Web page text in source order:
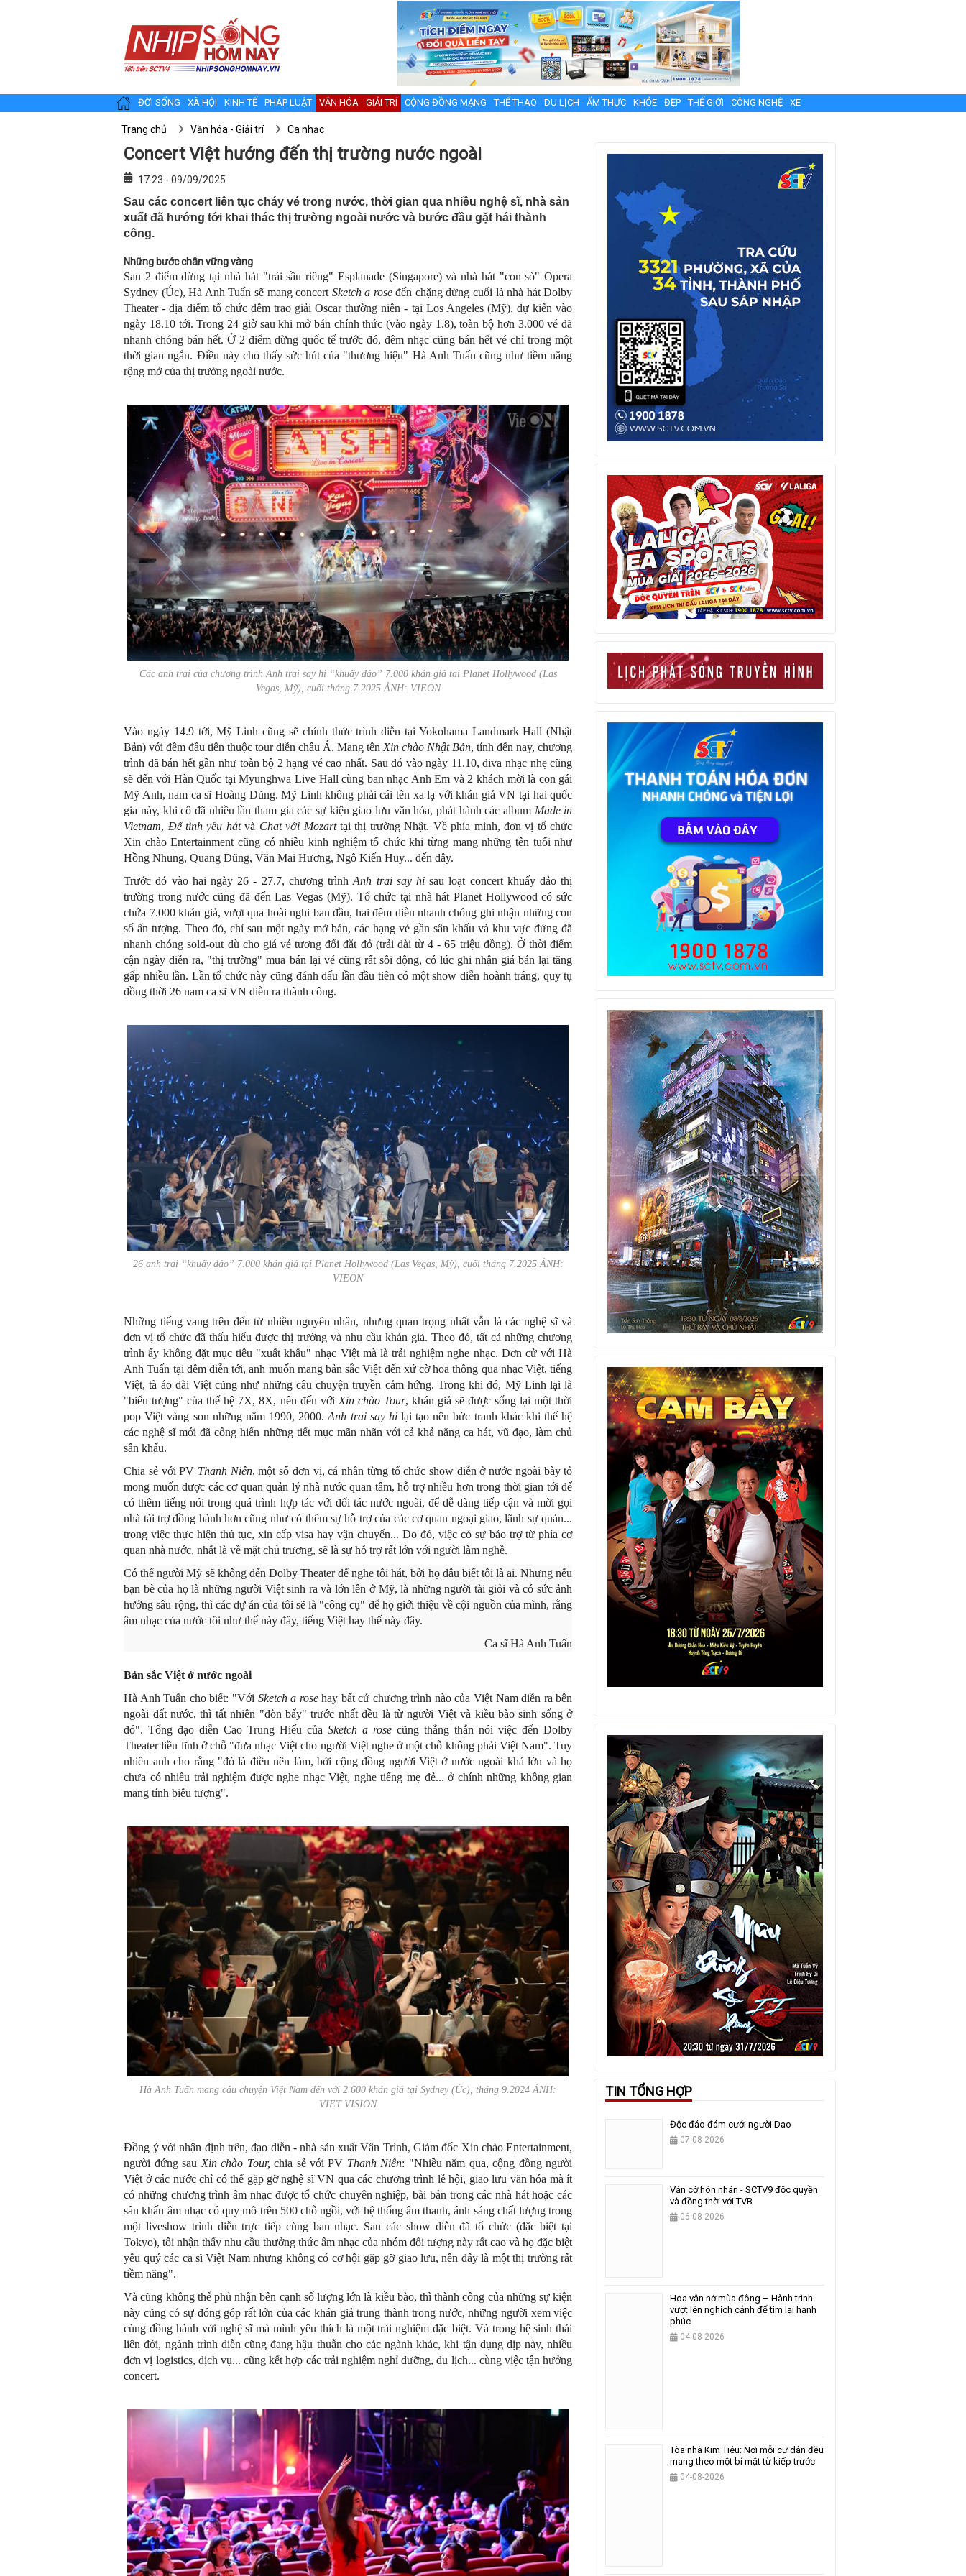
ĐỜI SỐNG - XÃ HỘI KINH TẾ PHÁP LUẬT VĂN HÓA - GIẢI TRÍ CỘNG ĐỒNG MẠNG THỂ THAO DU LỊCH - ẨM THỰC KHỎE - ĐẸP THẾ GIỚI CÔNG NGHỆ - XE
Trang chủ Văn hóa - Giải trí Ca nhạc
Concert Việt hướng đến thị trường nước ngoài
17:23 - 09/09/2025
Sau các concert liên tục cháy vé trong nước, thời gian qua nhiều nghệ sĩ, nhà sản
xuất đã hướng tới khai thác thị trường ngoài nước và bước đầu gặt hái thành
công.
N hững bước chân vững vàng
Sau 2 điểm dừng tại nhà hát "trái sầu riêng" Esplanade (Singapore) và nhà hát "con sò" Opera
Sydney (Úc), Hà Anh Tuấn sẽ mang concert Sketch a roseđến chặng dừng cuối là nhà hát Dolby
Theater - địa điểm tổ chức đêm trao giải Oscar thường niên - tại Los Angeles (Mỹ), dự kiến vào
ngày 18.10 tới. Trong 24 giờ sau khi mở bán chính thức (vào ngày 1.8), toàn bộ hơn 3.000 vé đã
nhanh chóng bán hết. Ở 2 điểm dừng quốc tế trước đó, đêm nhạc cũng bán hết vé chỉ trong một
thời gian ngắn. Điều này cho thấy sức hút của "thương hiệu" Hà Anh Tuấn cũng như tiềm năng
rộng mở của thị trường ngoài nước.
Các anh trai của chương trình Anh trai say hi “khuấy đảo” 7.000 khán giả tại Planet Hollywood (Las
Vegas, Mỹ), cuối tháng 7.2025 ẢNH: VIEON
Vào ngày 14.9 tới, Mỹ Linh cũng sẽ chính thức trình diễn tại Yokohama Landmark Hall (Nhật
Bản) với đêm đầu tiên thuộc tour diễn châu Á. Mang tên Xin chào Nhật Bản, tính đến nay, chương
trình đã bán hết gần như toàn bộ 2 hạng vé cao nhất. Sau đó vào ngày 11.10, diva nhạc nhẹ cũng
sẽ đến với Hàn Quốc tại Myunghwa Live Hall cùng ban nhạc Anh Em và 2 khách mời là con gái
Mỹ Anh, nam ca sĩ Hoàng Dũng. Mỹ Linh không phải cái tên xa lạ với khán giả VN tại hai quốc
gia này, khi cô đã nhiều lần tham gia các sự kiện giao lưu văn hóa, phát hành các album Made in
Vietnam, Để tình yêu hátvà Chat với Mozarttại thị trường Nhật. Về phía mình, đơn vị tổ chức
Xin chào Entertainment cũng có nhiều kinh nghiệm tổ chức khi từng mang những tên tuổi như
Hồng Nhung, Quang Dũng, Văn Mai Hương, Ngô Kiến Huy... đến đây.
Trước đó vào hai ngày 26 - 27.7, chương trìnhAnh trai say hisau loạt concert khuấy đảo thị
trường trong nước cũng đã đến Las Vegas (Mỹ). Tổ chức tại nhà hát Planet Hollywood có sức
chứa 7.000 khán giả, vượt qua hoài nghi ban đầu, hai đêm diễn nhanh chóng ghi nhận những con
số ấn tượng. Theo đó, chỉ sau một ngày mở bán, các hạng vé gần sân khấu và khu vực đứng đã
nhanh chóng sold-out dù cho giá vé tương đối đắt đỏ (trải dài từ 4 - 65 triệu đồng). Ở thời điểm
cận ngày diễn ra, "thị trường" mua bán lại vé cũng rất sôi động, có lúc ghi nhận giá bán lại tăng
gấp nhiều lần. Lần tổ chức này cũng đánh dấu lần đầu tiên có một show diễn hoành tráng, quy tụ
đồng thời 26 nam ca sĩ VN diễn ra thành công.
26 anh trai “khuấy đảo” 7.000 khán giả tại Planet Hollywood (Las Vegas, Mỹ), cuối tháng 7.2025 ẢNH:
VIEON
Những tiếng vang trên đến từ nhiều nguyên nhân, nhưng quan trọng nhất vẫn là các nghệ sĩ và
đơn vị tổ chức đã thấu hiểu được thị trường và nhu cầu khán giả. Theo đó, tất cả những chương
trình ấy không đặt mục tiêu "xuất khẩu" nhạc Việt mà là trải nghiệm nghe nhạc. Đơn cử với Hà
Anh Tuấn tại đêm diễn tới, anh muốn mang bản sắc Việt đến xứ cờ hoa thông qua nhạc Việt, tiếng
Việt, tà áo dài Việt cũng như những câu chuyện truyền cảm hứng. Trong khi đó, Mỹ Linh lại là
"biểu tượng" của thế hệ 7X, 8X, nên đến với Xin chào Tour, khán giả sẽ được sống lại một thời
pop Việt vàng son những năm 1990, 2000.Anh trai say hilại tạo nên bức tranh khác khi thế hệ
các nghệ sĩ mới đã cống hiến những tiết mục mãn nhãn với cả khả năng ca hát, vũ đạo, làm chủ
sân khấu.
Chia sẻ với PV Thanh Niên, một số đơn vị, cá nhân từng tổ chức show diễn ở nước ngoài bày tỏ
mong muốn được các cơ quan quản lý nhà nước quan tâm, hỗ trợ nhiều hơn trong thời gian tới để
có thêm tiếng nói trong quá trình hợp tác với đối tác nước ngoài, để dễ dàng tiếp cận và mời gọi
nhà tài trợ đồng hành hơn cũng như có thêm sự hỗ trợ của các cơ quan ngoại giao, lãnh sự quán...
trong việc thực hiện thủ tục, xin cấp visa hay vận chuyển... Do đó, việc có sự bảo trợ từ phía cơ
quan nhà nước, nhất là về mặt chủ trương, sẽ là sự hỗ trợ rất lớn với người làm nghề.
Có thể người Mỹ sẽ không đến Dolby Theater để nghe tôi hát, bởi họ đâu biết tôi là ai. Nhưng nếu
bạn bè của họ là những người Việt sinh ra và lớn lên ở Mỹ, là những người tài giỏi và có sức ảnh
hưởng sâu rộng, thì các dự án của tôi sẽ là "công cụ" để họ giới thiệu về cội nguồn của mình, rằng
âm nhạc của nước tôi như thế này đây, tiếng Việt hay thế này đây.
Ca sĩ Hà Anh Tuấn
Bản sắc Việt ở nước ngoài
Hà Anh Tuấn cho biết: "Với Sketch a rosehay bất cứ chương trình nào của Việt Nam diễn ra bên
ngoài đất nước, thì tất nhiên "đòn bẩy" trước nhất đều là từ người Việt và kiều bào sinh sống ở
đó". Tổng đạo diễn Cao Trung Hiếu củaSketch a rose cũng thẳng thắn nói việc đến Dolby
Theater liều lĩnh ở chỗ "đưa nhạc Việt cho người Việt nghe ở một chỗ không phải Việt Nam". Tuy
nhiên anh cho rằng "đó là điều nên làm, bởi cộng đồng người Việt ở nước ngoài khá lớn và họ
chưa có nhiều trải nghiệm được nghe nhạc Việt, nghe tiếng mẹ đẻ... ở chính những không gian
mang tính biểu tượng".
Hà Anh Tuấn mang câu chuyện Việt Nam đến với 2.600 khán giả tại Sydney (Úc), tháng 9.2024 ẢNH:
VIET VISION
Đồng ý với nhận định trên, đạo diễn - nhà sản xuất Vân Trình, Giám đốc Xin chào Entertainment,
người đứng sau Xin chào Tour, chia sẻ với PV Thanh Niên: "Nhiều năm qua, cộng đồng người
Việt ở các nước chỉ có thể gặp gỡ nghệ sĩ VN qua các chương trình lễ hội, giao lưu văn hóa mà ít
có những chương trình âm nhạc được tổ chức chuyên nghiệp, bài bản trong các nhà hát hoặc các
sân khấu âm nhạc có quy mô trên 500 chỗ ngồi, với hệ thống âm thanh, ánh sáng chất lượng trong
một liveshow trình diễn trực tiếp cùng ban nhạc. Sau các show diễn đã tổ chức (đặc biệt tại
Tokyo), tôi nhận thấy nhu cầu thưởng thức âm nhạc của nhóm đối tượng này rất cao và họ đặc biệt
yêu quý các ca sĩ Việt Nam nhưng không có cơ hội gặp gỡ giao lưu, nên đây là một thị trường rất
tiềm năng".
Và cũng không thể phủ nhận bên cạnh số lượng lớn là kiều bào, thì thành công của những sự kiện
này cũng có sự đóng góp rất lớn của các khán giả trung thành trong nước, những người xem việc
cùng đồng hành với nghệ sĩ mà mình yêu thích là một trải nghiệm đặc biệt. Và trong hệ sinh thái
liên đới, ngành trình diễn cũng đang hậu thuẫn cho các ngành khác, khi tận dụng dịp này, nhiều
đơn vị logistics, dịch vụ... cũng kết hợp các trải nghiệm nghỉ dưỡng, du lịch... cùng việc tận hưởng
concert.
TIN TỔNG HỢP
Độc đáo đám cưới người Dao
07-08-2026
Ván cờ hôn nhân - SCTV9 độc quyền
và đồng thời với TVB
06-08-2026
Hoa vẫn nở mùa đông – Hành trình
vượt lên nghịch cảnh để tìm lại hạnh
phúc
04-08-2026
Tòa nhà Kim Tiêu: Nơi mỗi cư dân đều
mang theo một bí mật từ kiếp trước
04-08-2026